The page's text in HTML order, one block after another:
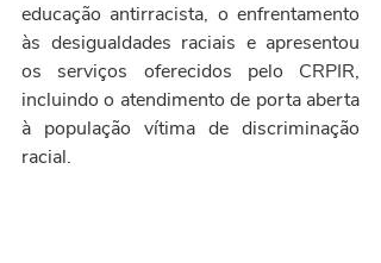
educação antirracista, o enfrentamento
às desigualdades raciais e apresentou
os serviços oferecidos pelo CRPIR,
incluindo o atendimento de porta aberta
à população vítima de discriminação
racial.